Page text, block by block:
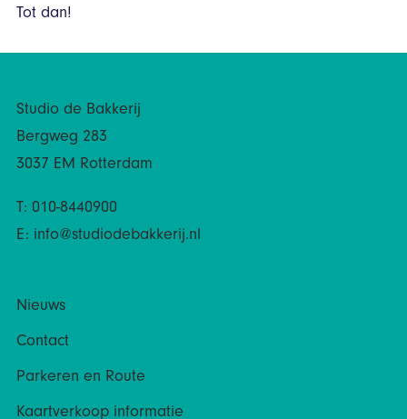
Tot dan!
Studio de Bakkerij
Bergweg 283
3037 EM Rotterdam
T: 010-8440900
E: info@studiodebakkerij.nl
Nieuws
Contact
Parkeren en Route
Kaartverkoop informatie